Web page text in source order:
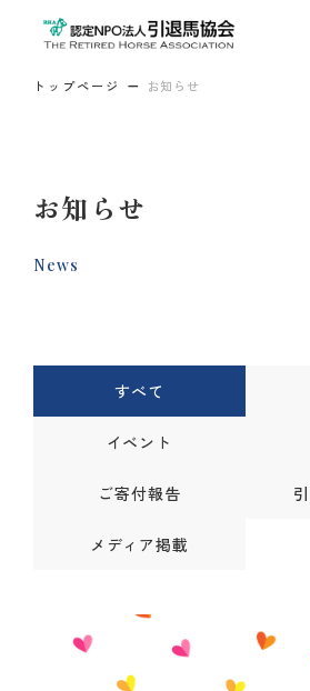
トップページ お知らせ
お知らせ
News
すべて
イベント
ご寄付報告
メディア掲載